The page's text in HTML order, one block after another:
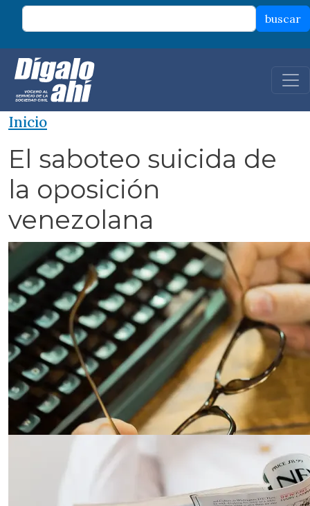
Pasar al contenido principal
buscar
Inicio
El saboteo suicida de
la oposición
venezolana